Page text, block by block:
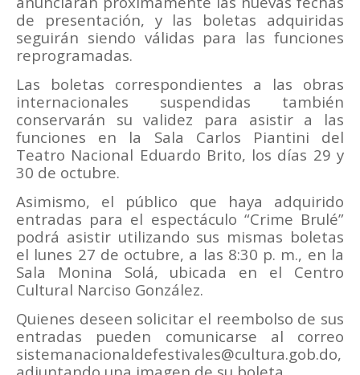
de presentación, y las boletas adquiridas
seguirán siendo válidas para las funciones
reprogramadas.
Las boletas correspondientes a las obras
internacionales suspendidas también
conservarán su validez para asistir a las
funciones en la Sala Carlos Piantini del
Teatro Nacional Eduardo Brito, los días 29 y
30 de octubre.
Asimismo, el público que haya adquirido
entradas para el espectáculo “Crime Brulé”
podrá asistir utilizando sus mismas boletas
el lunes 27 de octubre, a las 8:30 p. m., en la
Sala Monina Solá, ubicada en el Centro
Cultural Narciso González.
Quienes deseen solicitar el reembolso de sus
entradas pueden comunicarse al correo
sistemanacionaldefestivales@cultura.gob.do,
adjuntando una imagen de su boleta.